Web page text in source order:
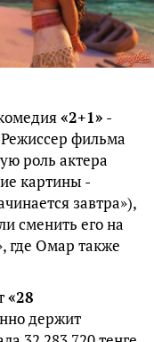
«2+1» -
Режиссер фильма
роль актера
картины -
завтра»),
сменить его на
где Омар также
«28
держит